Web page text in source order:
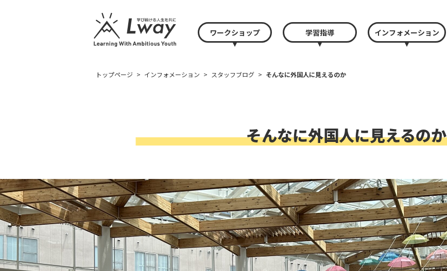
ワークショップ 学習指導 インフォメーション
トップページ > インフォメーション > スタッフブログ > そんなに外国人に見えるのか
そんなに外国人に見えるのか